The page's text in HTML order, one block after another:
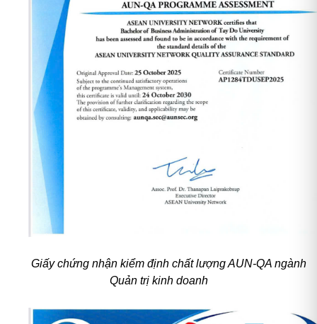
Giấy chứng nhận kiểm định chất lượng AUN-QA ngành
Quản trị kinh doanh